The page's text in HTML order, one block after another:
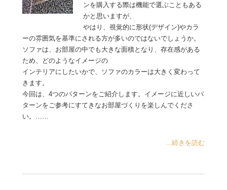
ンを購入する際は機能で選ぶこともある
かと思いますが、
やはり、視覚的に形状(デザイン)やカラ
ーの雰囲気を基準にされる方が多いのではないでしょうか。
ソファは、お部屋の中でも大きな面積となり、存在感がある
ため、どのようなイメージの
インテリアにしたいかで、ソファのカラーは大きく変わって
きます。
今回は、4つのパターンをご紹介します。イメージに近しいパ
ターンをご参考にすてきなお部屋づくりを楽しんでくださ
い。……
...続きを読む